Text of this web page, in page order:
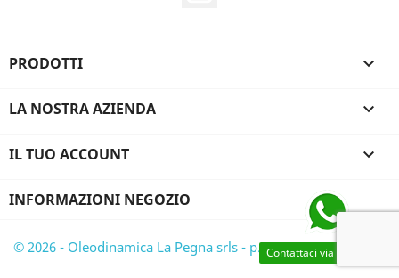
PRODOTTI 
LA NOSTRA AZIENDA 
IL TUO ACCOUNT 
INFORMAZIONI NEGOZIO
Contattaci via WhatsApp
© 2026 - Oleodinamica La Pegna srls - p.iva 03528430782